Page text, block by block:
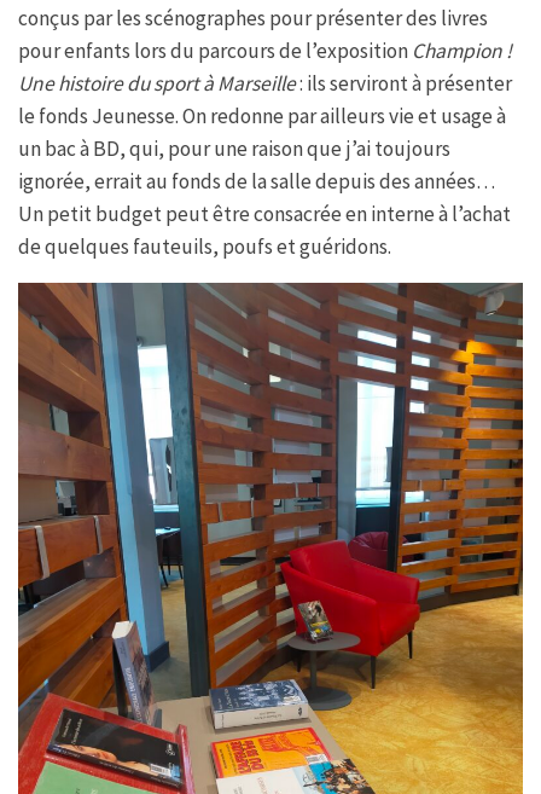
conçus par les scénographes pour présenter des livres
pour enfants lors du parcours de l’exposition Champion !
Une histoire du sport à Marseille: ils serviront à présenter
le fonds Jeunesse. On redonne par ailleurs vie et usage à
un bac à BD, qui, pour une raison que j’ai toujours
ignorée, errait au fonds de la salle depuis des années…
Un petit budget peut être consacrée en interne à l’achat
de quelques fauteuils, poufs et guéridons.